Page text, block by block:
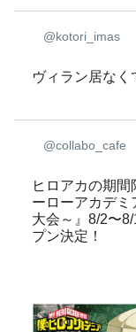
@kotori_imas
ヴィラン居な
@collabo_cafe
ヒロアカの期
ーローアカデ
大会～』8/2〜
プン決定！